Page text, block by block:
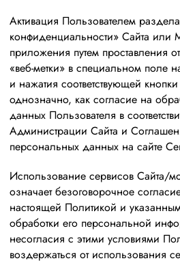
Активация Пользователем
конфиденциальности» Сайта или
приложения путем проставления
«веб-метки» в специальном поле
и нажатия соответствующей
однозначно, как согласие на
данных Пользователя в
Администрации Сайта и
персональных данных на сайте
Использование сервисов Сайта/
означает безоговорочное
настоящей Политикой и
обработки его персональной
несогласия с этими условиями
воздержаться от использования